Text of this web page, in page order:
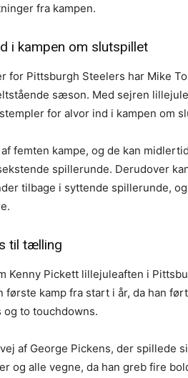
fra kampen.
i kampen om slutspillet
for Pittsburgh Steelers har Mike
sæson. Med sejren
for alvor ind i kampen om
femten kampe, og de kan
spillerunde. Derudover
tilbage i syttende spillerunde,
til tælling
Kenny Pickett lillejuleaften i
første kamp fra start i år, da han
og to touchdowns.
af George Pickens, der spillede
og alle vegne, da han greb fire